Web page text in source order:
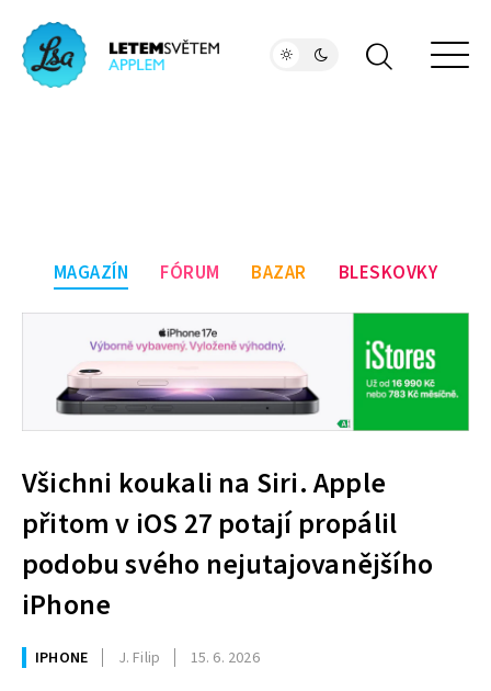
MAGAZÍN FÓRUM BAZAR BLESKOVKY
Všichni koukali na Siri. Apple
přitom v iOS 27 potají propálil
podobu svého nejutajovanějšího
iPhone
IPHONE J. Filip 15. 6. 2026